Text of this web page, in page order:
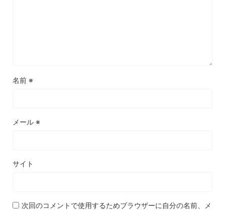
名前 ※
メール ※
サイト
次回のコメントで使用するためブラウザーに自分の名前、メ